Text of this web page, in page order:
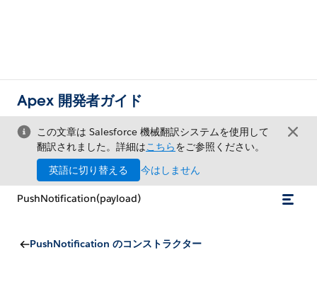
Apex 開発者ガイド
この文章は Salesforce 機械翻訳システムを使用して
翻訳されました。詳細はこちらをご参照ください。
英語に切り替える
今はしません
PushNotification(payload)
PushNotification のコンストラクター